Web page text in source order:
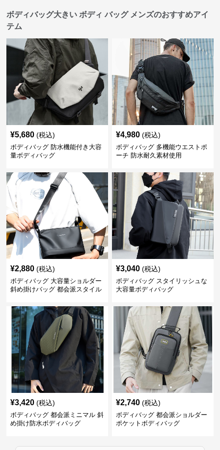
ボディバッグ大きい ボディ バッグ メンズのおすすめアイ
テム
¥5,680 (税込)
ボディバッグ 防水機能付き大容
量ボディバッグ
¥4,980 (税込)
ボディバッグ 多機能ウエストポ
ーチ 防水耐久素材使用
¥2,880 (税込)
ボディバッグ 大容量ショルダー
斜め掛けバッグ 都会派スタイル
¥3,040 (税込)
ボディバッグ スタイリッシュな
大容量ボディバッグ
¥3,420 (税込)
ボディバッグ 都会派ミニマル 斜
め掛け防水ボディバッグ
¥2,740 (税込)
ボディバッグ 都会派ショルダー
ポケットボディバッグ